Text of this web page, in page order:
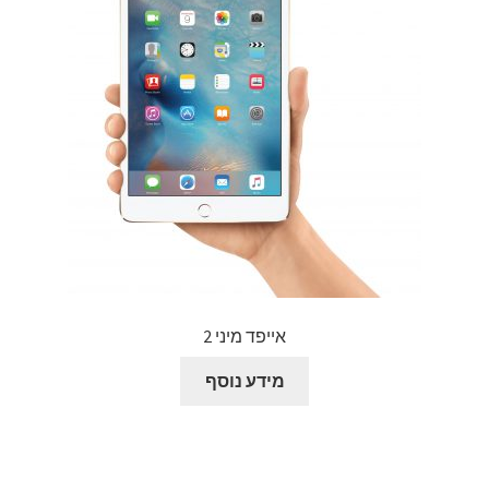
שידור וידאו חי באינטרנט
אייפד מיני 2
מידע נוסף